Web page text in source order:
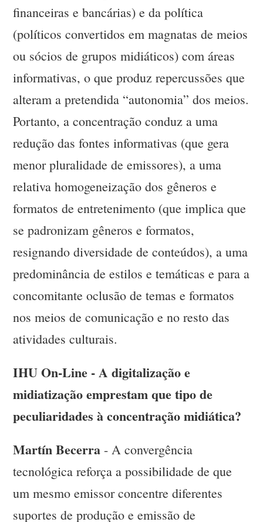
financeiras e bancárias) e da política
(políticos convertidos em magnatas de meios
ou sócios de grupos midiáticos) com áreas
informativas, o que produz repercussões que
alteram a pretendida “autonomia” dos meios.
Portanto, a concentração conduz a uma
redução das fontes informativas (que gera
menor pluralidade de emissores), a uma
relativa homogeneização dos gêneros e
formatos de entretenimento (que implica que
se padronizam gêneros e formatos,
resignando diversidade de conteúdos), a uma
predominância de estilos e temáticas e para a
concomitante oclusão de temas e formatos
nos meios de comunicação e no resto das
atividades culturais.
IHU On-Line - A digitalização e
midiatização emprestam que tipo de
peculiaridades à concentração midiática?
Martín Becerra - A convergência
tecnológica reforça a possibilidade de que
um mesmo emissor concentre diferentes
suportes de produção e emissão de